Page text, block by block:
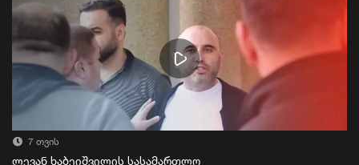
7 თვის
ლევან ხაბეიშვილის სასამართლო